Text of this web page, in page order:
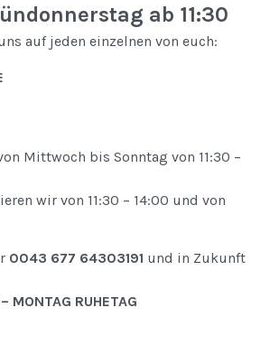
ab 11:30
auf jeden einzelnen von euch:
Mittwoch bis Sonntag von 11:30 –
wir von 11:30 – 14:00 und von
0043 677 64303191 und in Zukunft
MONTAG RUHETAG